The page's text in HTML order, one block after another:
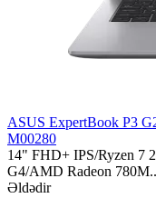
ASUS ExpertBook P3
M00280
14" FHD+ IPS/Ryzen 7
G4/AMD Radeon 780M..
Əldədir